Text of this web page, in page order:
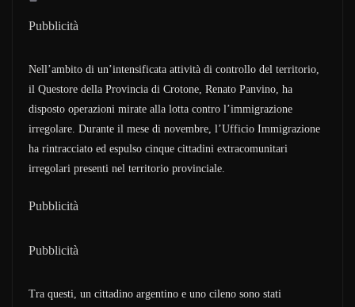
Pubblicità
Nell’ambito di un’intensificata attività di controllo del territorio,
il Questore della Provincia di Crotone, Renato Panvino, ha
disposto operazioni mirate alla lotta contro l’immigrazione
irregolare. Durante il mese di novembre, l’Ufficio Immigrazione
ha rintracciato ed espulso cinque cittadini extracomunitari
irregolari presenti nel territorio provinciale.
Pubblicità
Pubblicità
Tra questi, un cittadino argentino e uno cileno sono stati